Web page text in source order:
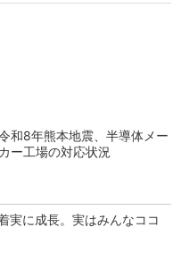
和8年熊本地震、半導体メー
カー工場の対応状況
実に成長。実はみんなココ